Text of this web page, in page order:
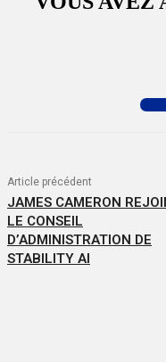
Article précédent
JAMES CAMERON
LE CONSEIL
D’ADMINISTRATION DE
STABILITY AI